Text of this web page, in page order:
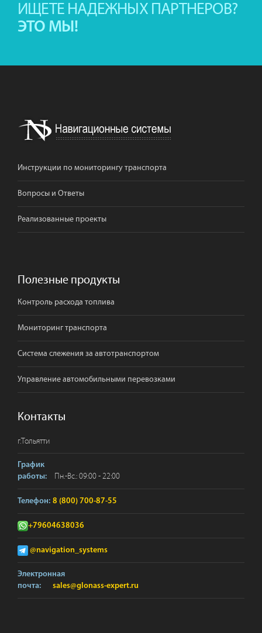
ИЩЕТЕ НАДЕЖНЫХ ПАРТНЕРОВ?
ЭТО МЫ!
Инструкции по мониторингу транспорта
Вопросы и Ответы
Реализованные проекты
Полезные продукты
Контроль расхода топлива
Мониторинг транспорта
Система слежения за автотранспортом
Управление автомобильными перевозками
Контакты
г.Тольятти
График
работы:
Пн.-Вс.: 09:00 - 22:00
Телефон: 8 (800) 700-87-55
+79604638036
@navigation_systems
Электронная
почта:
sales@glonass-expert.ru